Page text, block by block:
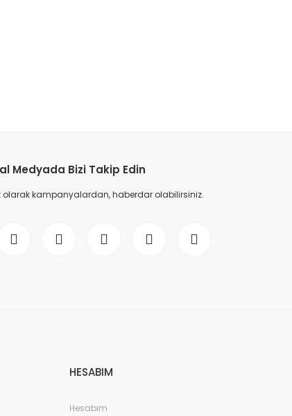
Medyada Bizi Takip Edin
olarak kampanyalardan, haberdar olabilirsiniz.
HESABIM
Hesabım